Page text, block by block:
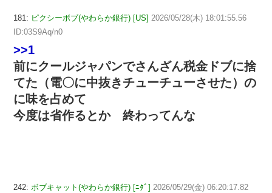
181: ピクシーボブ(やわらか銀行) [US] 2026/05/28(木) 18:01:55.56
ID:03S9Aq/n0
>>1
前にクールジャパンでさんざん税金ドブに捨
てた（電〇に中抜きチューチューさせた）の
に味を占めて
今度は省作るとか 終わってんな
242: ボブキャット(やわらか銀行) [ﾆﾀﾞ] 2026/05/29(金) 06:20:17.82